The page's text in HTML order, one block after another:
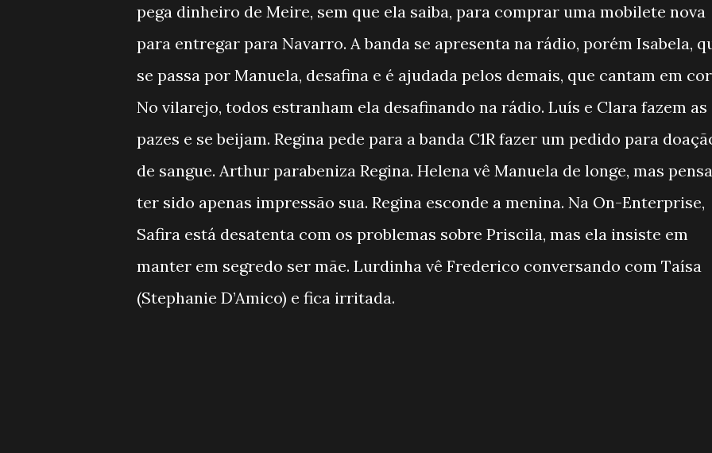
pega dinheiro de Meire, sem que ela saiba, para comprar uma mobilete nova
para entregar para Navarro. A banda se apresenta na rádio, porém Isabela,
se passa por Manuela, desafina e é ajudada pelos demais, que cantam em
No vilarejo, todos estranham ela desafinando na rádio. Luís e Clara fazem as
pazes e se beijam. Regina pede para a banda C1R fazer um pedido para
de sangue. Arthur parabeniza Regina. Helena vê Manuela de longe, mas pensa
ter sido apenas impressão sua. Regina esconde a menina. Na On-Enterprise,
Safira está desatenta com os problemas sobre Priscila, mas ela insiste em
manter em segredo ser mãe. Lurdinha vê Frederico conversando com Taísa
(Stephanie D’Amico) e fica irritada.